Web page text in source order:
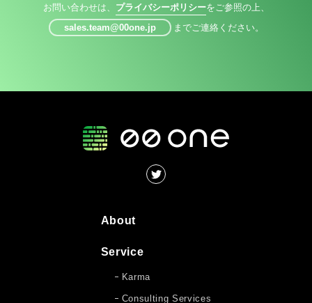
お問い合わせは、 プライバシーポリシーをご参照の上、
sales.team@00one.jp
までご連絡ください。
About
Service
Karma
Consulting Services